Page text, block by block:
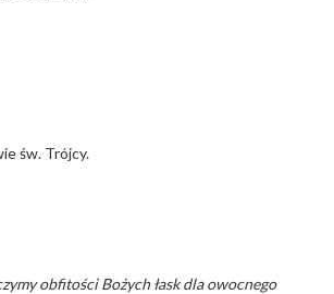
św. Trójcy.
obfitości Bożych łask dla owocnego